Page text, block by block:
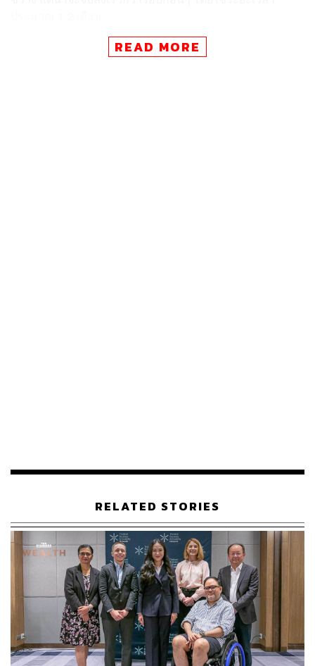
ภาครัฐมีความเข้าใจต้นทุนข้อจำกัดของมาตรการ และ
ของการท่องเที่ยวชะลอออกไป แต่น่าจะกลับมาเร่งตัวขึ้นเมื่อ
ประมาณการทั้งปีไม่มากนัก
โดยคาดการณ์ว่านักท่องเที่ยวต่างประเทศในปี 2022 จะกลับ
เข้ามาได้ประมาณ 5.8 ล้านคนในช่วงครึ่งหลังของปี และผล
จากการระงับโครงการ Test & Go จะไม่ส่งผลอย่างมีนัย
สำคัญต่อการประมาณการณ์ตัวเลขนักท่องเที่ยวทั้งปี หาก
สถานการณ์กลับสู่ภาวะปกติได้เร็ว ซึ่งปัจจุบัน ศบค. มีมติให้
กลับมาเปิดรับนักท่องเที่ยวผ่านโครงการ Test & Go อีกครั้ง
ในเดือนกุมภาพันธ์แล้ว
READ MORE
RELATED STORIES